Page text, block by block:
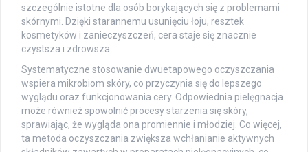
szczególnie istotne dla osób borykających się z problemami
skórnymi. Dzięki starannemu usunięciu łoju, resztek
kosmetyków i zanieczyszczeń, cera staje się znacznie
czystsza i zdrowsza.
Systematyczne stosowanie dwuetapowego oczyszczania
wspiera mikrobiom skóry, co przyczynia się do lepszego
wyglądu oraz funkcjonowania cery. Odpowiednia pielęgnacja
może również spowolnić procesy starzenia się skóry,
sprawiając, że wygląda ona promiennie i młodziej. Co więcej,
ta metoda oczyszczania zwiększa wchłanianie aktywnych